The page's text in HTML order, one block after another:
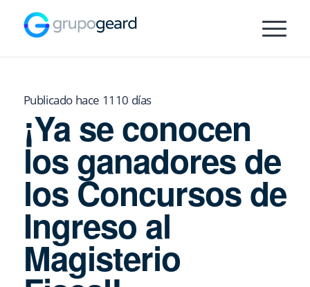
Publicado hace 1110 días
¡Ya se conocen
los ganadores de
los Concursos de
Ingreso al
Magisterio